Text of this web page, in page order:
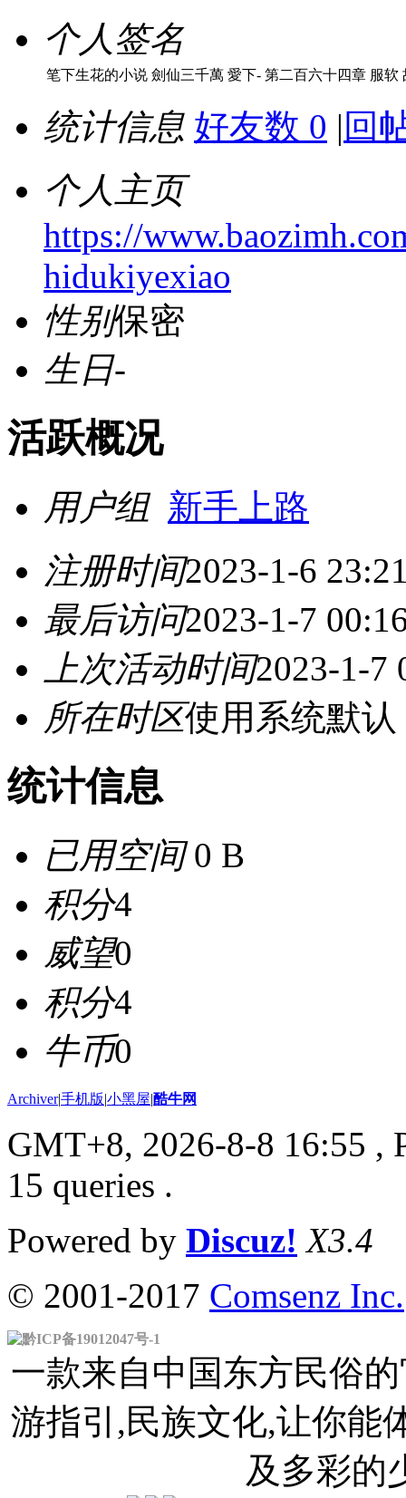
个人签名
笔下生花的小说 劍仙三千萬 愛下- 第二百六十四章 服软
统计信息 好友数 0 | 回
个人主页
https://
hidukiyexiao
性别保密
生日-
活跃概况
用户组 新手上路
注册时间2023-1-6
最后访问2023-1-7
上次活动时间2023-1-7
所在时区使用系统默认
统计信息
已用空间0 B
积分4
威望0
积分4
牛币0
Archiver|手机版|小黑屋|酷牛网
GMT+8, 2026-8-8 16:55 ,
15 queries .
Powered by Discuz! X3.4
© 2001-2017 Comsenz Inc.
黔ICP备19012047号-1
一款来自中国东方民俗
游指引,民族文化,让你能
及多彩的